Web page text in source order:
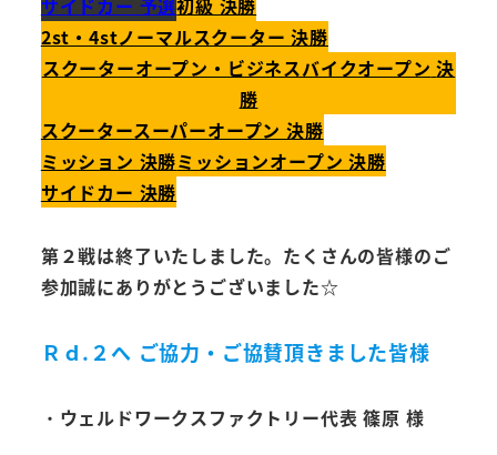
サイドカー 予選初級 決勝
2st・4stノーマルスクーター 決勝
スクーターオープン・ビジネスバイクオープン 決
勝
スクータースーパーオープン 決勝
ミッション 決勝ミッションオープン 決勝
サイドカー 決勝
第２戦は終了いたしました。たくさんの皆様のご
参加誠にありがとうございました☆
Ｒｄ.２へ ご協力・ご協賛頂きました皆様
・ ウェルドワークスファクトリー代表 篠原 様